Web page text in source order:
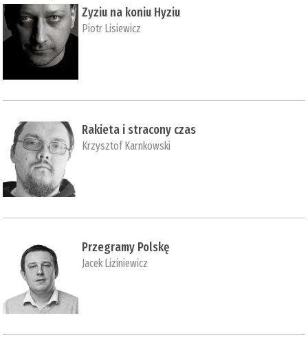
Zyziu na koniu Hyziu
Piotr Lisiewicz
Rakieta i stracony czas
Krzysztof Karnkowski
Przegramy Polskę
Jacek Liziniewicz